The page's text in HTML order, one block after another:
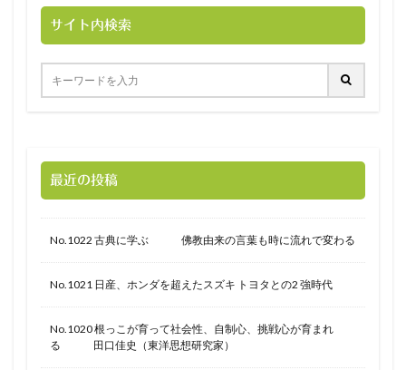
サイト内検索
最近の投稿
No.1022 古典に学ぶ 佛教由来の言葉も時に流れで変わる
No.1021 日産、ホンダを超えたスズキ トヨタとの2 強時代
No.1020 根っこが育って社会性、自制心、挑戦心が育まれ
る 田口佳史（東洋思想研究家）